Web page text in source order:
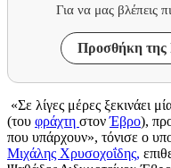
Για να μας βλέπεις
Προσθήκη της
«Σε λίγες μέρες ξεκινάει
(του φράχτη στονΈβρο),
που υπάρχουν», τόνισε ο
Μιχάλης Χρυσοχοΐδης,